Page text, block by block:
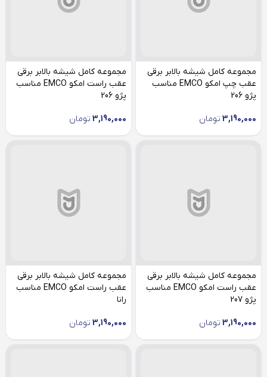
مجموعه کامل شیشه بالابر برقی
عقب چپ امکو EMCO مناسب
پژو 206
3,190,000 تومان
مجموعه کامل شیشه بالابر برقی
عقب راست امکو EMCO مناسب
پژو 206
3,190,000 تومان
مجموعه کامل شیشه بالابر برقی
عقب راست امکو EMCO مناسب
پژو 207
3,190,000 تومان
مجموعه کامل شیشه بالابر برقی
عقب راست امکو EMCO مناسب
رانا
3,190,000 تومان